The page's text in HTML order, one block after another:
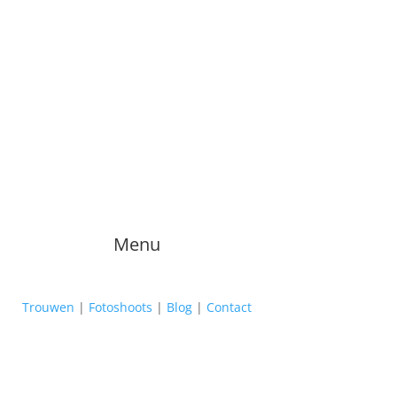
Menu
Trouwen | Fotoshoots | Blog| Contact